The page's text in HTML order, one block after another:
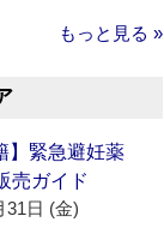
もっと見る »
】緊急避妊薬
売ガイド
31日 (金)